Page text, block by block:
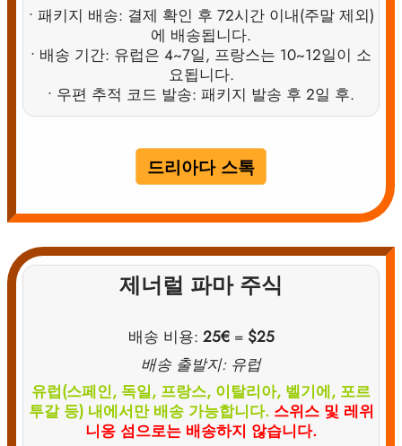
• 패키지 배송: 결제 확인 후 72시간 이내(주말 제외)
에 배송됩니다.
• 배송 기간: 유럽은 4~7일, 프랑스는 10~12일이 소
요됩니다.
• 우편 추적 코드 발송: 패키지 발송 후 2일 후.
드리아다 스톡
제너럴 파마 주식
배송 비용: 25€= $25
배송 출발지: 유럽
유럽(스페인, 독일, 프랑스, 이탈리아, 벨기에, 포르
투갈 등) 내에서만 배송 가능합니다. 스위스 및 레위
니옹 섬으로는 배송하지 않습니다.